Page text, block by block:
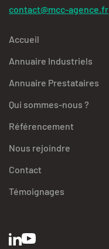
contact@mcc-agence.fr
Accueil
Annuaire Industriels
Annuaire Prestataires
Qui sommes-nous ?
Référencement
Nous rejoindre
Contact
Témoignages